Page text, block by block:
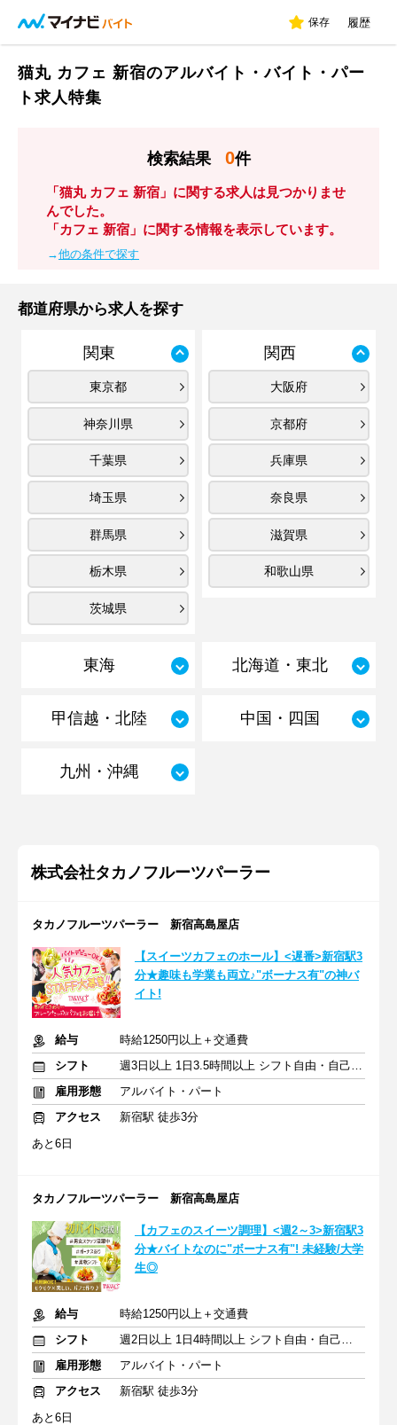
保存 履歴
猫丸 カフェ 新宿のアルバイト・バイト・パー
ト求人特集
検索結果 0件
「猫丸 カフェ 新宿」に関する求人は見つかりませ
んでした。
「カフェ 新宿」に関する情報を表示しています。
→他の条件で探す
都道府県から求人を探す
関東
東京都
神奈川県
千葉県
埼玉県
群馬県
栃木県
茨城県
関西
大阪府
京都府
兵庫県
奈良県
滋賀県
和歌山県
東海 北海道・東北
甲信越・北陸 中国・四国
九州・沖縄
株式会社タカノフルーツパーラー
タカノフルーツパーラー 新宿高島屋店
【スイーツカフェのホール】<遅番>新宿駅3
分★趣味も学業も両立♪"ボーナス有"の神バ
イト!
給与
時給1250円以上＋交通費
シフト
週3日以上 1日3.5時間以上 シフト自由・自己申告
雇用形態
アルバイト・パート
アクセス
新宿駅 徒歩3分
あと6日
タカノフルーツパーラー 新宿高島屋店
【カフェのスイーツ調理】<週2～3>新宿駅3
分★バイトなのに"ボーナス有"! 未経験/大学
生◎
給与
時給1250円以上＋交通費
シフト
週2日以上 1日4時間以上 シフト自由・自己申告
雇用形態
アルバイト・パート
アクセス
新宿駅 徒歩3分
あと6日